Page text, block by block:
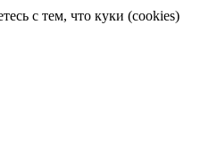
с тем, что куки (cookies)